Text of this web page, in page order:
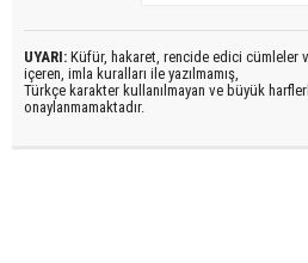
UYARI: Küfür, hakaret, rencide edici cümleler
içeren, imla kuralları ile yazılmamış,
Türkçe karakter kullanılmayan ve büyük
onaylanmamaktadır.